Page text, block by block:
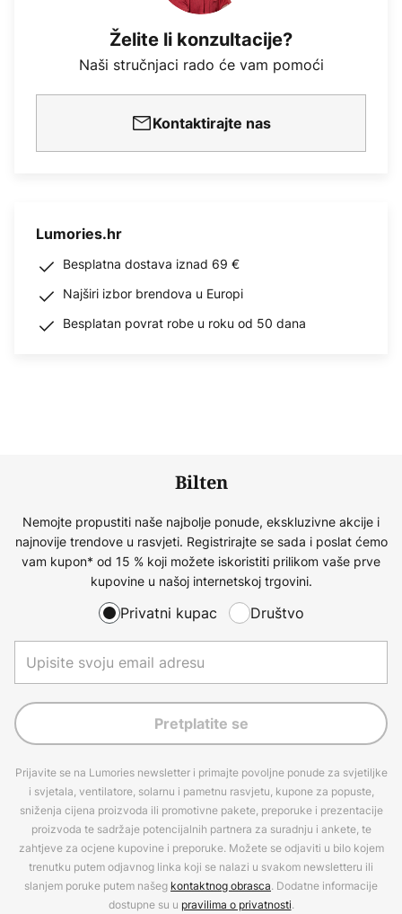
Želite li konzultacije?
Naši stručnjaci rado će vam pomoći
Kontaktirajte nas
Lumories.hr
Besplatna dostava iznad 69 €
Najširi izbor brendova u Europi
Besplatan povrat robe u roku od 50 dana
Bilten
Nemojte propustiti naše najbolje ponude, ekskluzivne akcije i
najnovije trendove u rasvjeti. Registrirajte se sada i poslat ćemo
vam kupon* od 15 % koji možete iskoristiti prilikom vaše prve
kupovine u našoj internetskoj trgovini.
Privatni kupac Društvo
Pretplatite se
Prijavite se na Lumories newsletter i primajte povoljne ponude za svjetiljke
i svjetala, ventilatore, solarnu i pametnu rasvjetu, kupone za popuste,
sniženja cijena proizvoda ili promotivne pakete, preporuke i prezentacije
proizvoda te sadržaje potencijalnih partnera za suradnju i ankete, te
zahtjeve za ocjene kupovine i preporuke. Možete se odjaviti u bilo kojem
trenutku putem odjavnog linka koji se nalazi u svakom newsletteru ili
slanjem poruke putem našeg kontaktnog obrasca. Dodatne informacije
dostupne su u pravilima o privatnosti.